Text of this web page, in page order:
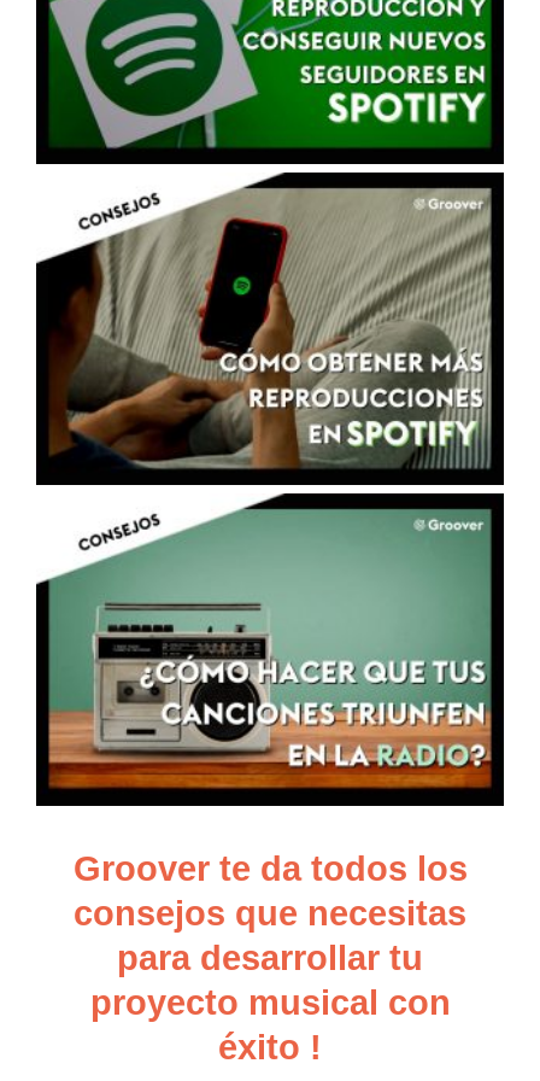
Groover te da todos los
consejos que necesitas
para desarrollar tu
proyecto musical con
éxito !